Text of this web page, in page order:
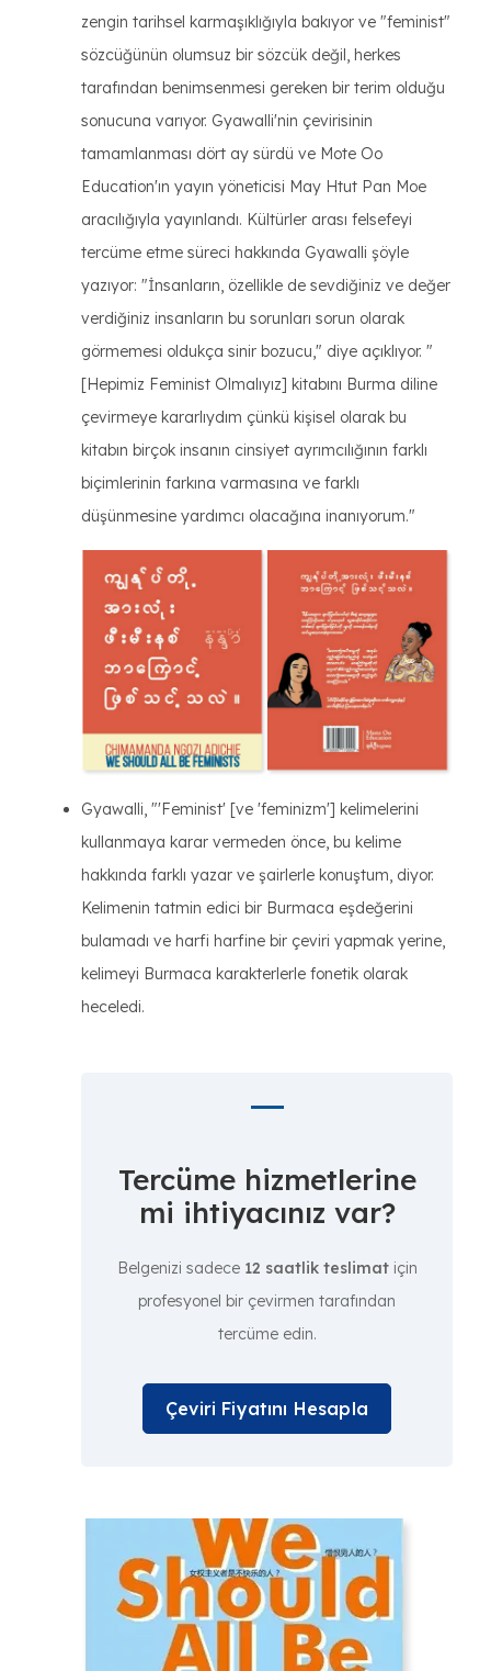
zengin tarihsel karmaşıklığıyla bakıyor ve "feminist"
sözcüğünün olumsuz bir sözcük değil, herkes
tarafından benimsenmesi gereken bir terim olduğu
sonucuna varıyor. Gyawalli'nin çevirisinin
tamamlanması dört ay sürdü ve Mote Oo
Education'ın yayın yöneticisi May Htut Pan Moe
aracılığıyla yayınlandı. Kültürler arası felsefeyi
tercüme etme süreci hakkında Gyawalli şöyle
yazıyor: "İnsanların, özellikle de sevdiğiniz ve değer
verdiğiniz insanların bu sorunları sorun olarak
görmemesi oldukça sinir bozucu," diye açıklıyor. "
[Hepimiz Feminist Olmalıyız] kitabını Burma diline
çevirmeye kararlıydım çünkü kişisel olarak bu
kitabın birçok insanın cinsiyet ayrımcılığının farklı
biçimlerinin farkına varmasına ve farklı
düşünmesine yardımcı olacağına inanıyorum."
Gyawalli, "'Feminist' [ve 'feminizm'] kelimelerini
kullanmaya karar vermeden önce, bu kelime
hakkında farklı yazar ve şairlerle konuştum, diyor.
Kelimenin tatmin edici bir Burmaca eşdeğerini
bulamadı ve harfi harfine bir çeviri yapmak yerine,
kelimeyi Burmaca karakterlerle fonetik olarak
heceledi.
Tercüme hizmetlerine
mi ihtiyacınız var?
Belgenizi sadece 12 saatlik teslimatiçin
profesyonel bir çevirmen tarafından
tercüme edin.
Çeviri Fiyatını Hesapla